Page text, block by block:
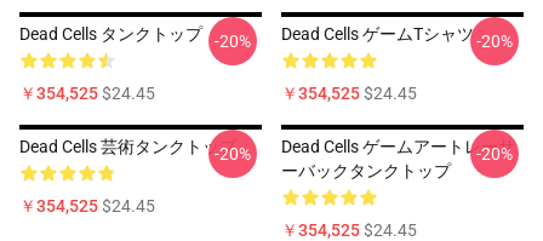
Dead Cells タンクトップ
￥354,525$24.45
-20% Dead Cells ゲームTシャツ
￥354,525$24.45
-20%
Dead Cells 芸術タンクトップ
￥354,525$24.45
-20%
Dead Cells ゲームアートレーサ
ーバックタンクトップ
￥354,525$24.45
-20%